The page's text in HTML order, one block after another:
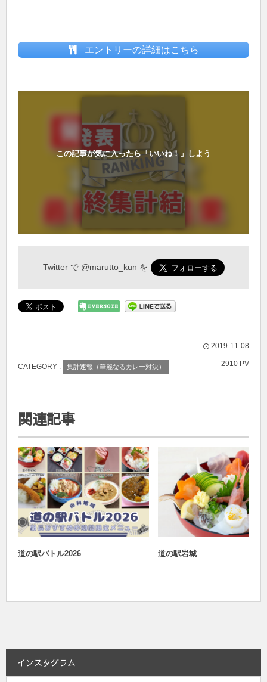
エントリーの詳細はこちら
この記事が気に入ったら「いいね！」しよう
Twitter で @marutto_kun を
2019-11-08
2910 PV
CATEGORY : 集計速報（華麗なるカレー対決）
関連記事
道の駅バトル2026 道の駅岩城
インスタグラム